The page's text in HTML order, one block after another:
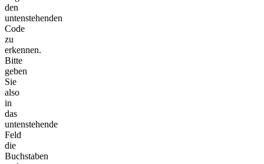
den
untenstehenden
Code
zu
erkennen.
Bitte
geben
Sie
also
in
das
untenstehende
Feld
die
Buchstaben